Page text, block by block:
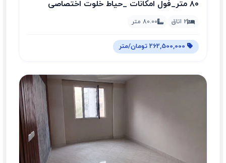
۸۰ متر_فول امکانات _حیاط خلوت اختصاصی
2 اتاق 80.00 متر